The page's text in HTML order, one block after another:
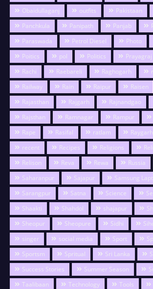
Obaidullaganj
outfits Pakistaan
Panchkula
Panipath Panjab
Paraswada
Petrol Diesel Photo
Poitics
pol Politics Prayagraj
Rachi
Raebareli Raghogarh
Railway
Rain Raipur Raisen
Rajasthan
Rajgarh Rajnandgao
Rajsthan
Ramnagar Rampur
Rape
Rasifal ratlam Raygarh
recent
Recipes Religions
Relison
Reva Rewa Russia
Saharanpur
Sajapur
Samsung
Sarangpur
Satna Science
Shaakti
Shahdol shajapur
Sheopur
Sheopure Sidhi
singer
social media Sport
Sportsm
Spritual Sri Lanka
Success Stories
Summer Season
Taalibaan
Technology Tools